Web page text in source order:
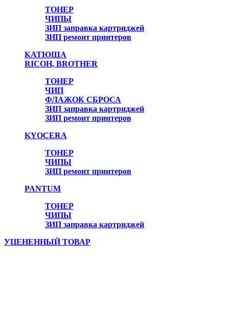
ТОНЕР
ЧИПЫ
ЗИП заправка картриджей
ЗИП ремонт принтеров
КАТЮША
RICOH, BROTHER
ТОНЕР
ЧИП
ФЛАЖОК СБРОСА
ЗИП заправка картриджей
ЗИП ремонт принтеров
KYOCERA
ТОНЕР
ЧИПЫ
ЗИП ремонт принтеров
PANTUM
ТОНЕР
ЧИПЫ
ЗИП заправка картриджей
УЦЕНЕННЫЙ ТОВАР